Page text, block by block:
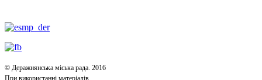
© Деражнянська міська рада. 2016